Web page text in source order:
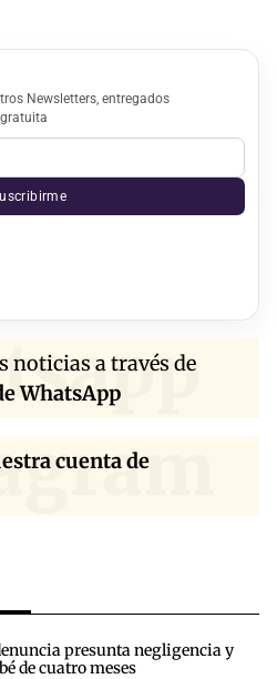
Newsletters, entregados
noticias a través de
WhatsApp
cuenta de
presunta negligencia y
de cuatro meses